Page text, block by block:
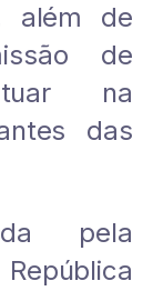
além de
de
na
das
pela